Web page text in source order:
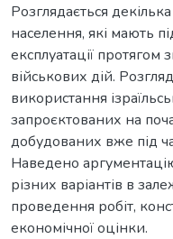
Розглядається
населення, які мають
експлуатації протягом
військових дій.
використання
запроєктованих на
добудованих вже під
Наведено
різних варіантів в
проведення робіт,
економічної оцінки.